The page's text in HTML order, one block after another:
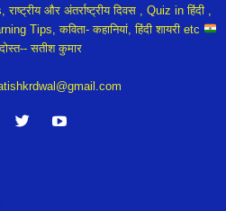
और अंतर्राष्ट्रीय दिवस , Quiz in हिंदी ,
Tips, कविता- कहानियां, हिंदी शायरी etc
सतीश कुमार